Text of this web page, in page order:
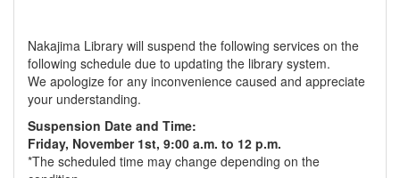
Nakajima Library will suspend the following services on the
following schedule due to updating the library system.
We apologize for any inconvenience caused and appreciate
your understanding.
Suspension Date and Time:
Friday, November 1st, 9:00 a.m. to 12 p.m.
*The scheduled time may change depending on the